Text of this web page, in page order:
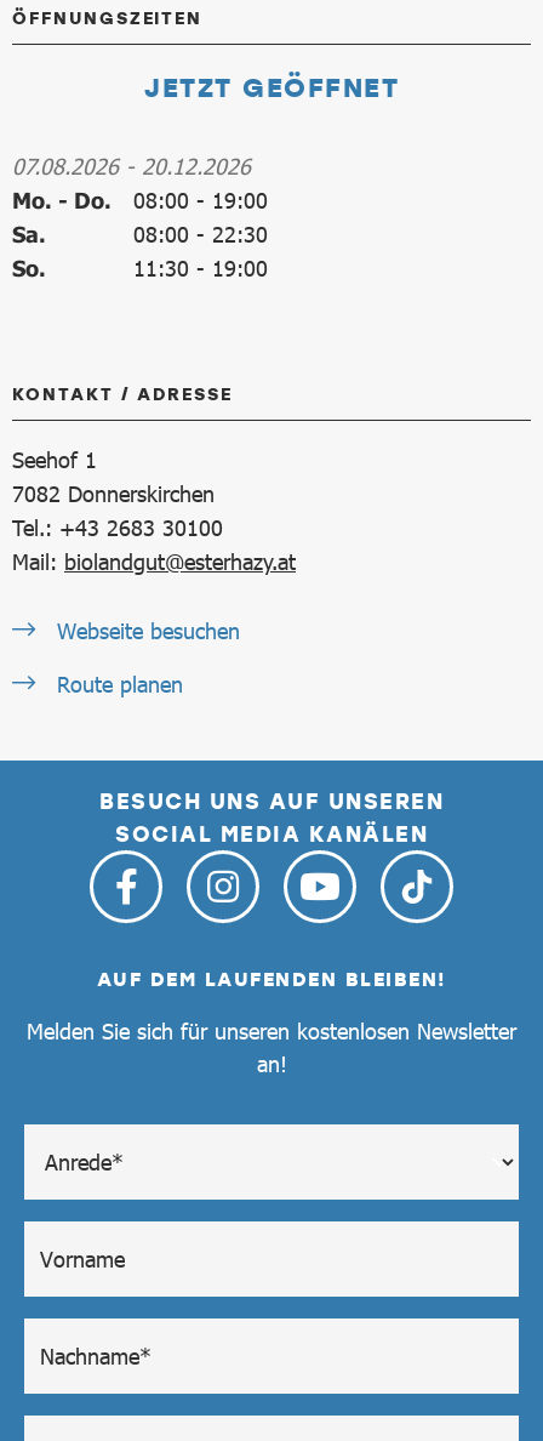
ÖFFNUNGSZEITEN
JETZT GEÖFFNET
07.08.2026- 20.12.2026
Mo. - Do.
08:00 - 19:00
Sa.
08:00 - 22:30
So.
11:30 - 19:00
KONTAKT / ADRESSE
Seehof 1
7082 Donnerskirchen
Tel.: +43 2683 30100
Mail: biolandgut@esterhazy.at
Webseite besuchen
Route planen
BESUCH UNS AUF UNSEREN
SOCIAL MEDIA KANÄLEN
AUF DEM LAUFENDEN BLEIBEN!
Melden Sie sich für unseren kostenlosen Newsletter
an!